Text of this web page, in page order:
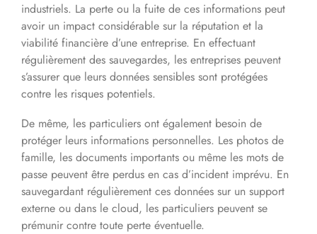
industriels. La perte ou la fuite de ces informations peut
avoir un impact considérable sur la réputation et la
viabilité financière d’une entreprise. En effectuant
régulièrement des sauvegardes, les entreprises peuvent
s’assurer que leurs données sensibles sont protégées
contre les risques potentiels.
De même, les particuliers ont également besoin de
protéger leurs informations personnelles. Les photos de
famille, les documents importants ou même les mots de
passe peuvent être perdus en cas d’incident imprévu. En
sauvegardant régulièrement ces données sur un support
externe ou dans le cloud, les particuliers peuvent se
prémunir contre toute perte éventuelle.